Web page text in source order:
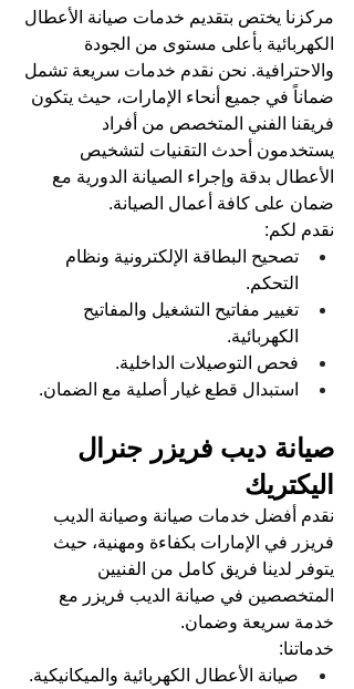
مركزنا يختص بتقديم خدمات صيانة الأعطال
الكهربائية بأعلى مستوى من الجودة
والاحترافية. نحن نقدم خدمات سريعة تشمل
ضماناً في جميع أنحاء الإمارات، حيث يتكون
فريقنا الفني المتخصص من أفراد
يستخدمون أحدث التقنيات لتشخيص
الأعطال بدقة وإجراء الصيانة الدورية مع
ضمان على كافة أعمال الصيانة.
نقدم لكم:
تصحيح البطاقة الإلكترونية ونظام
التحكم.
تغيير مفاتيح التشغيل والمفاتيح
الكهربائية.
فحص التوصيلات الداخلية.
استبدال قطع غيار أصلية مع الضمان.
صيانة ديب فريزر جنرال
اليكتريك
نقدم أفضل خدمات صيانة وصيانة الديب
فريزر في الإمارات بكفاءة ومهنية، حيث
يتوفر لدينا فريق كامل من الفنيين
المتخصصين في صيانة الديب فريزر مع
خدمة سريعة وضمان.
خدماتنا:
صيانة الأعطال الكهربائية والميكانيكية.